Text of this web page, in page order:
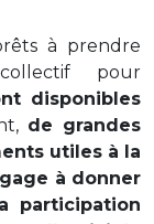
à prendre
pour
disponibles
de grandes
utiles à la
à donner
participation